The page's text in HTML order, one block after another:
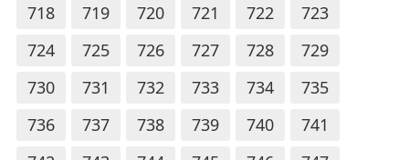
718
719 720 721 722
723
724
725 726 727 728
729
730
731 732 733 734
735
736
737 738 739 740
741